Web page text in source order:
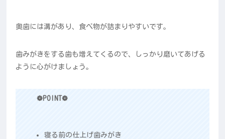
奥歯には溝があり、食べ物が詰まりやすいです。
歯みがきをする歯も増えてくるので、しっかり磨いてあげる
ように心がけましょう。
❁POINT❁
寝る前の仕上げ歯みがき